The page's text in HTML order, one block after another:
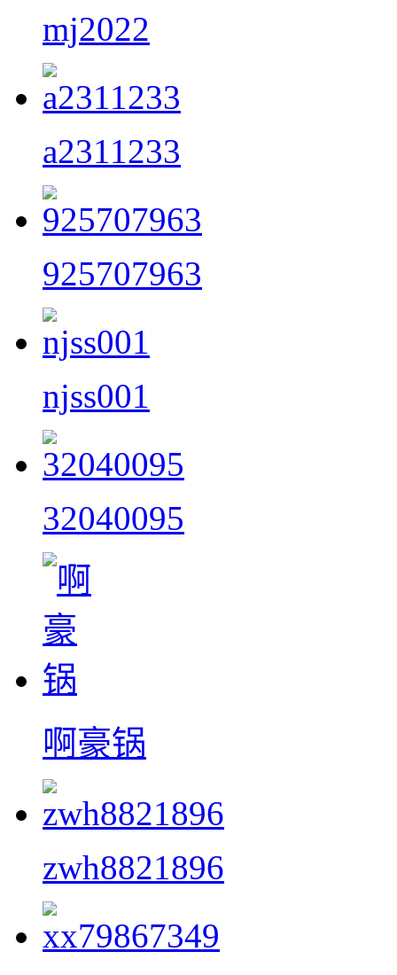
mj2022
a2311233
925707963
njss001
32040095
啊豪锅
zwh8821896